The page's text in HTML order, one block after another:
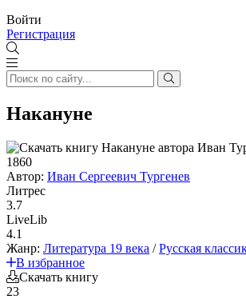
Войти
Регистрация
Накануне
1860
Автор: Иван Сергеевич Тургенев
Литрес
3.7
LiveLib
4.1
Жанр: Литература 19 века /Русская
В избранное
Скачать книгу
23